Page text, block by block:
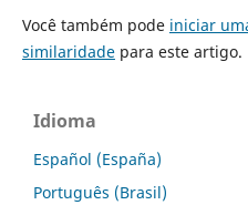
Você também pode iniciar
similaridadepara este artigo.
Idioma
Español (España)
Português (Brasil)